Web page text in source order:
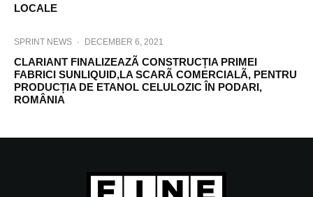
LOCALE
SPRINT NEWS · DECEMBER 6, 2021
CLARIANT FINALIZEAZÃ CONSTRUCȚIA PRIMEI
FABRICI SUNLIQUID,LA SCARÃ COMERCIALÃ, PENTRU
PRODUCȚIA DE ETANOL CELULOZIC ÎN PODARI,
ROMÂNIA